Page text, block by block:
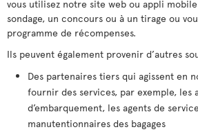
vous utilisez notre site web ou appli
sondage, un concours ou à un tirage ou
programme de récompenses.
Ils peuvent également provenir d’autres
Des partenaires tiers qui agissent en
fournir des services, par exemple, les
d’embarquement, les agents de
manutentionnaires des bagages